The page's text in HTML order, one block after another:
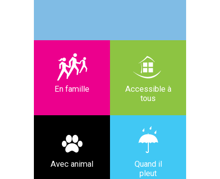
En famille
Accessible à
tous
Avec animal
Quand il
pleut